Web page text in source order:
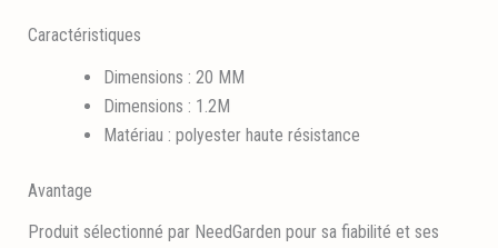
Caractéristiques
Dimensions : 20 MM
Dimensions : 1.2M
Matériau : polyester haute résistance
Avantage
Produit sélectionné par NeedGarden pour sa fiabilité et ses